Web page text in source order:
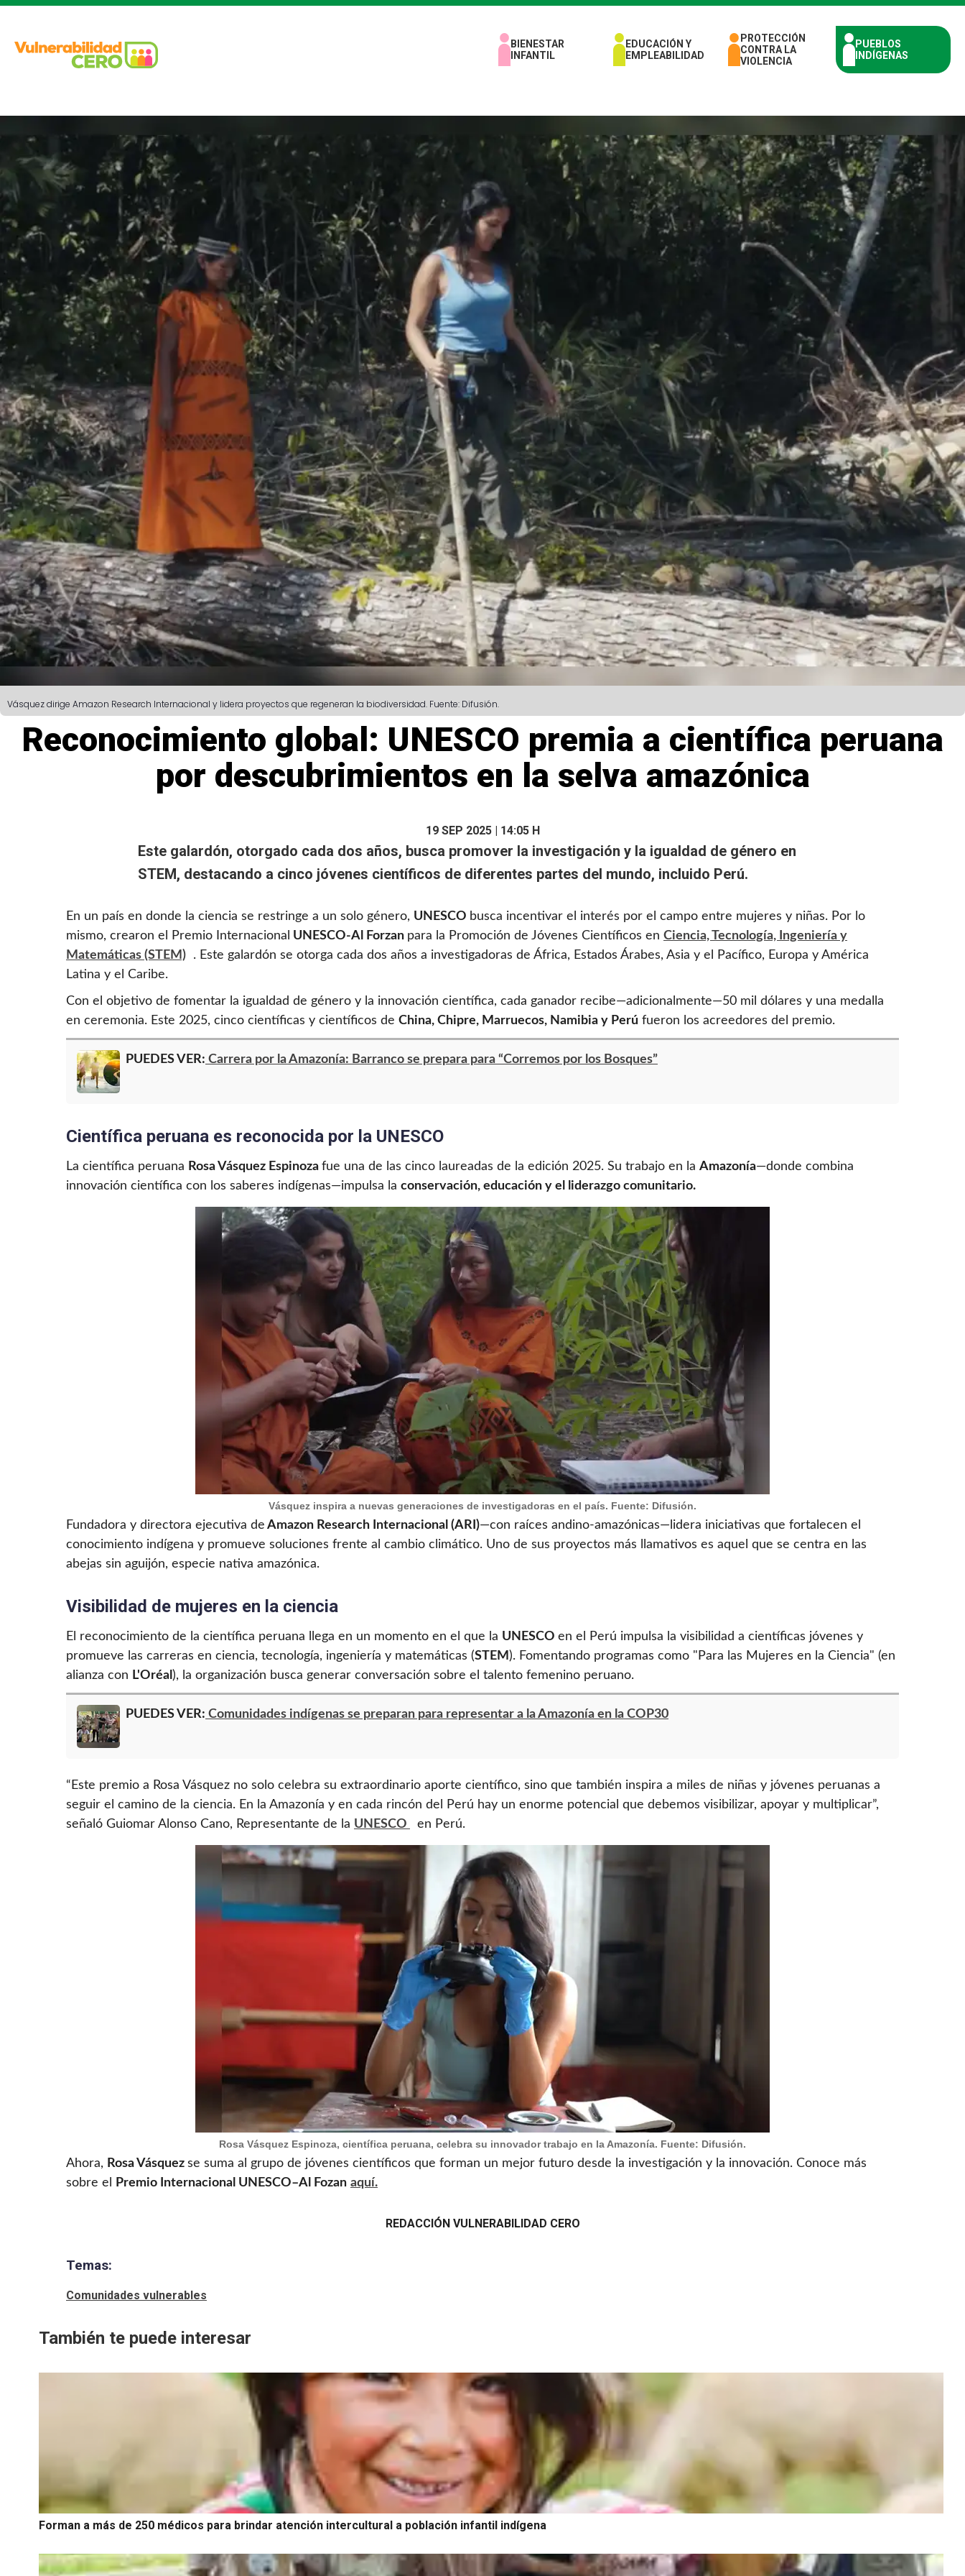
BIENESTAR
INFANTIL
EDUCACIÓN Y
EMPLEABILIDAD
PROTECCIÓN
CONTRA LA
VIOLENCIA
PUEBLOS
INDÍGENAS
Vásquez dirige Amazon Research Internacional y lidera proyectos que regeneran la biodiversidad. Fuente: Difusión.
Reconocimiento global: UNESCO premia a científica peruana
por descubrimientos en la selva amazónica
19 SEP 2025 | 14:05 H
Este galardón, otorgado cada dos años, busca promover la investigación y la igualdad de género en
STEM, destacando a cinco jóvenes científicos de diferentes partes del mundo, incluido Perú.
En un país en donde la ciencia se restringe a un solo género, UNESCO busca incentivar el interés por el campo entre mujeres y niñas. Por lo
mismo, crearon el Premio Internacional UNESCO-Al Forzan para la Promoción de Jóvenes Científicos en Ciencia, Tecnología, Ingeniería y
Matemáticas (STEM)
. Este galardón se otorga cada dos años a investigadoras de África, Estados Árabes, Asia y el Pacífico, Europa y América
Latina y el Caribe.
Con el objetivo de fomentar la igualdad de género y la innovación científica, cada ganador recibe—adicionalmente—50 mil dólares y una medalla
en ceremonia. Este 2025, cinco científicas y científicos de China, Chipre, Marruecos, Namibia y Perú fueron los acreedores del premio.
PUEDES VER: Carrera por la Amazonía: Barranco se prepara para “Corremos por los Bosques”
Científica peruana es reconocida por la UNESCO
La científica peruana Rosa Vásquez Espinoza fue una de las cinco laureadas de la edición 2025. Su trabajo en la Amazonía—donde combina
innovación científica con los saberes indígenas—impulsa la conservación, educación y el liderazgo comunitario.
Vásquez inspira a nuevas generaciones de investigadoras en el país. Fuente: Difusión.
Fundadora y directora ejecutiva de Amazon Research Internacional (ARI)—con raíces andino-amazónicas—lidera iniciativas que fortalecen el
conocimiento indígena y promueve soluciones frente al cambio climático. Uno de sus proyectos más llamativos es aquel que se centra en las
abejas sin aguijón, especie nativa amazónica.
Visibilidad de mujeres en la ciencia
El reconocimiento de la científica peruana llega en un momento en el que la UNESCO en el Perú impulsa la visibilidad a científicas jóvenes y
promueve las carreras en ciencia, tecnología, ingeniería y matemáticas (STEM ). Fomentando programas como "Para las Mujeres en la Ciencia" (en
alianza con L'Oréal ), la organización busca generar conversación sobre el talento femenino peruano.
PUEDES VER: Comunidades indígenas se preparan para representar a la Amazonía en la COP30
“Este premio a Rosa Vásquez no solo celebra su extraordinario aporte científico, sino que también inspira a miles de niñas y jóvenes peruanas a
seguir el camino de la ciencia. En la Amazonía y en cada rincón del Perú hay un enorme potencial que debemos visibilizar, apoyar y multiplicar”,
señaló Guiomar Alonso Cano, Representante de la UNESCO en Perú.
Rosa Vásquez Espinoza, científica peruana, celebra su innovador trabajo en la Amazonía. Fuente: Difusión.
Ahora, Rosa Vásquez se suma al grupo de jóvenes científicos que forman un mejor futuro desde la investigación y la innovación. Conoce más
sobre el
Premio Internacional UNESCO–Al Fozan aquí.
REDACCIÓN VULNERABILIDAD CERO
Temas:
Comunidades vulnerables
También te puede interesar
Forman a más de 250 médicos para brindar atención intercultural a población infantil indígena